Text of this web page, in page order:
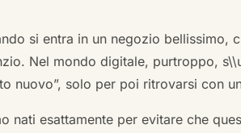
si entra in un negozio bellissimo,
Nel mondo digitale, purtroppo,
nuovo”, solo per poi ritrovarsi con
nati esattamente per evitare che